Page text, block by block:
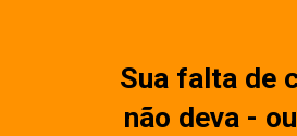
Sua falta de
não deva -